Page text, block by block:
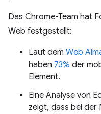
Das Chrome-Team hat
Web festgestellt:
Laut dem Web
haben 73% der
Element.
Eine Analyse von
zeigt, dass bei der